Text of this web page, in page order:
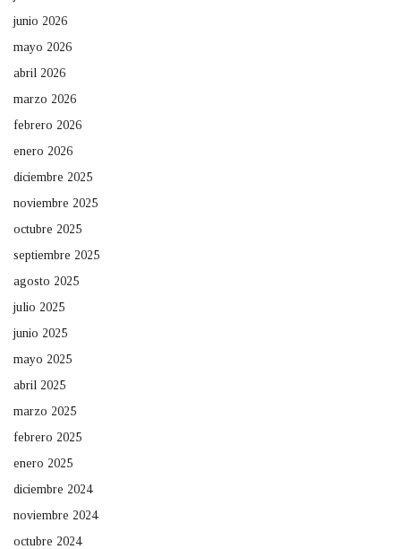
junio 2026
mayo 2026
abril 2026
marzo 2026
febrero 2026
enero 2026
diciembre 2025
noviembre 2025
octubre 2025
septiembre 2025
agosto 2025
julio 2025
junio 2025
mayo 2025
abril 2025
marzo 2025
febrero 2025
enero 2025
diciembre 2024
noviembre 2024
octubre 2024